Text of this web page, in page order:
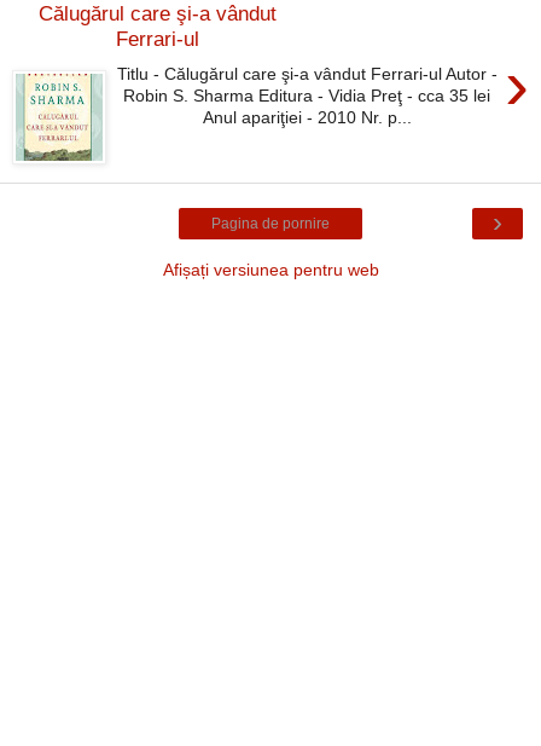
Călugărul care şi-a vândut
Ferrari-ul
›
Titlu - Călugărul care şi-a vândut Ferrari-ul Autor -
Robin S. Sharma Editura - Vidia Preţ - cca 35 lei
Anul apariţiei - 2010 Nr. p...
›
Pagina de pornire
Afișați versiunea pentru web